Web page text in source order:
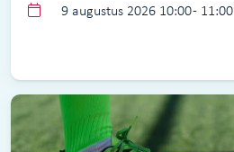
9 augustus 2026 10:00 - 11:00